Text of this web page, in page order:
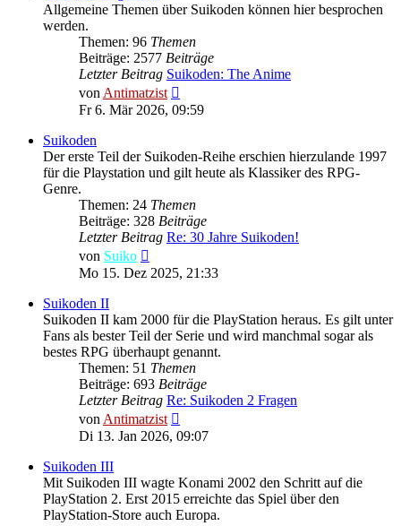
Allgemeine Themen über Suikoden können hier besprochen
werden.
Themen: 96 Themen
Beiträge: 2577 Beiträge
Letzter Beitrag Suikoden: The Anime
vonAntimatzist
Beitrag
Fr 6. Mär 2026, 09:59
Suikoden
Der erste Teil der Suikoden-Reihe erschien hierzulande 1997
für die Playstation und gilt heute als Klassiker des RPG-
Genre.
Themen: 24 Themen
Beiträge: 328 Beiträge
Letzter Beitrag Re: 30 Jahre Suikoden!
von Suiko
Beitrag
Mo 15. Dez 2025, 21:33
Suikoden II
Suikoden II kam 2000 für die PlayStation heraus. Es gilt unter
Fans als bester Teil der Serie und wird manchmal sogar als
bestes RPG überhaupt genannt.
Themen: 51 Themen
Beiträge: 693 Beiträge
Letzter Beitrag Re: Suikoden 2 Fragen
vonAntimatzist
Beitrag
Di 13. Jan 2026, 09:07
Suikoden III
Mit Suikoden III wagte Konami 2002 den Schritt auf die
PlayStation 2. Erst 2015 erreichte das Spiel über den
PlayStation-Store auch Europa.